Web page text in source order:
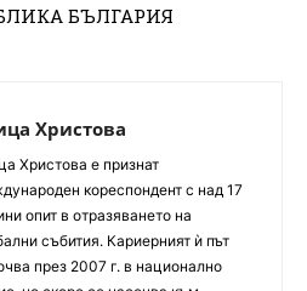
БЪЛГАРИЯ
Христова
Христова е признат
кореспондент с над 17
опит в отразяването на
събития. Кариерният ѝ път
през 2007 г. в национално